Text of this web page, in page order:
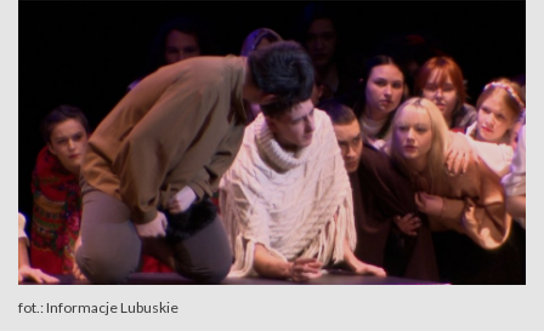
fot.: Informacje Lubuskie